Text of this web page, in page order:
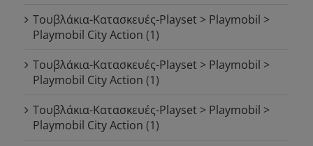
Τουβλάκια-Κατασκευές-Playset > Playmobil >
Playmobil City Action (1)
Τουβλάκια-Κατασκευές-Playset > Playmobil >
Playmobil City Action (1)
Τουβλάκια-Κατασκευές-Playset > Playmobil >
Playmobil City Action (1)